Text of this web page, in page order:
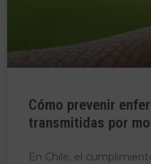
Cómo prevenir
transmitidas por
En Chile, el